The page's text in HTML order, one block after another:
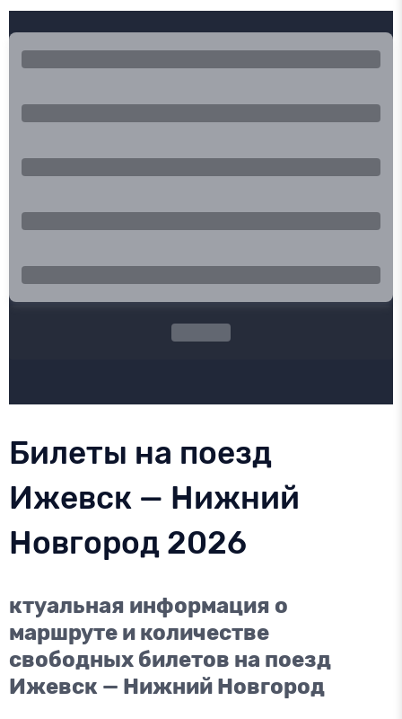
Поиск
Билеты на поезд
Ижевск — Нижний
Новгород 2026
ктуальная информация о
маршруте и количестве
свободных билетов на поезд
Ижевск — Нижний Новгород